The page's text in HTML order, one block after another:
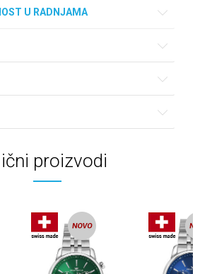
U RADNJAMA
proizvodi